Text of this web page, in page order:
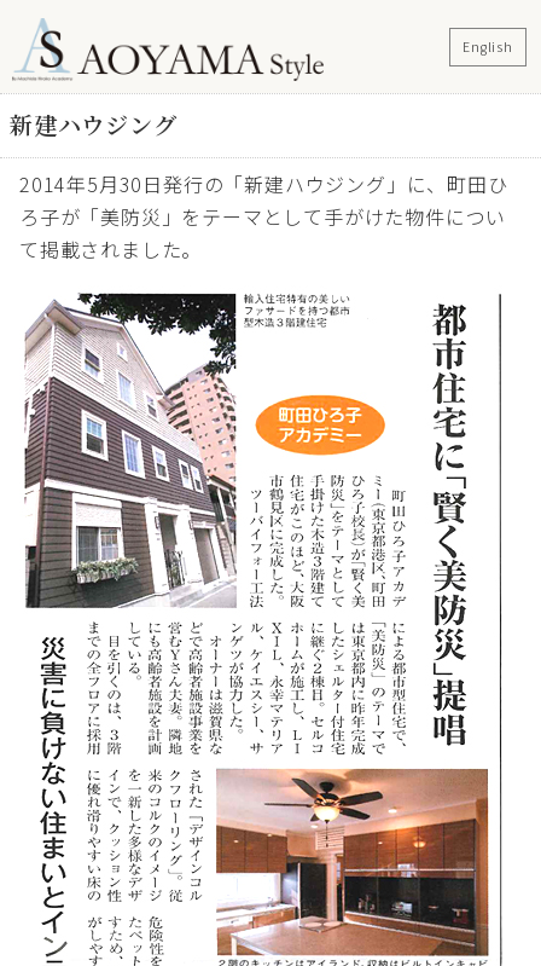
English
新建ハウジング
2014年5月30日発行の「新建ハウジング」に、町田ひ
ろ子が「美防災」をテーマとして手がけた物件につい
て掲載されました。